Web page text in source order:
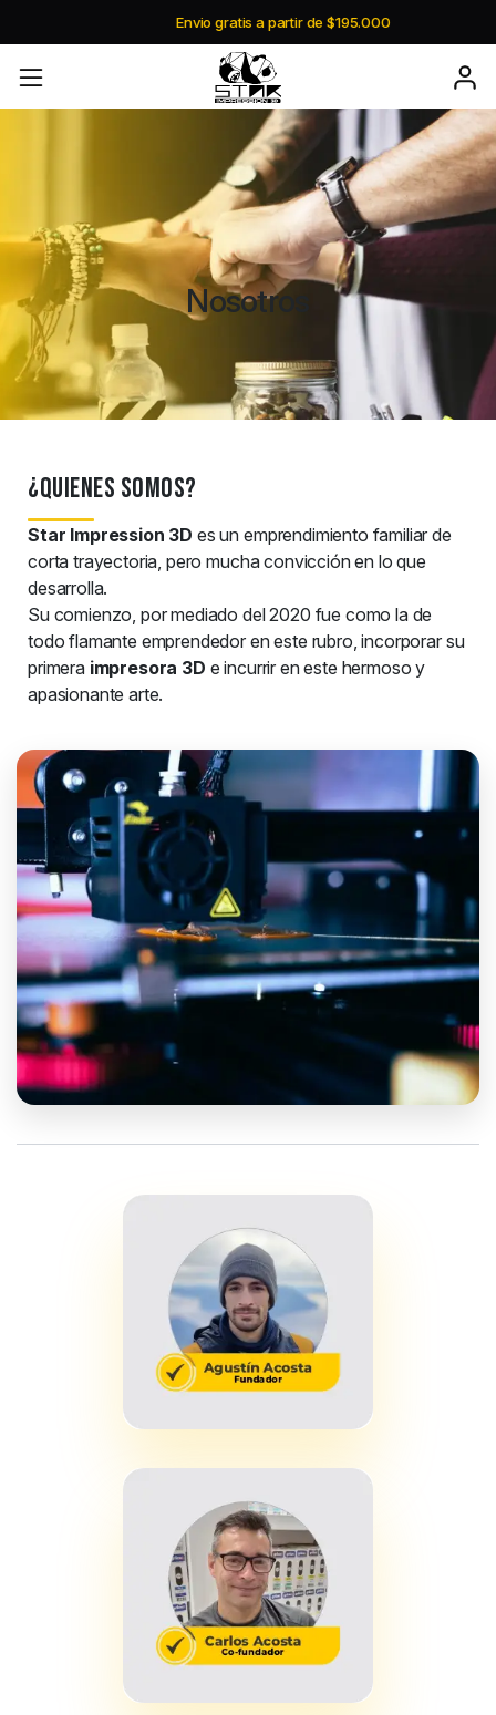
Envio gratis a partir de $195.000
Nosotros
¿Quienes Somos?
Star Impression 3D es un emprendimiento familiar de
corta trayectoria, pero mucha convicción en lo que
desarrolla.
Su comienzo, por mediado del 2020 fue como la de
todo flamante emprendedor en este rubro, incorporar su
primera impresora 3D e incurrir en este hermoso y
apasionante arte.